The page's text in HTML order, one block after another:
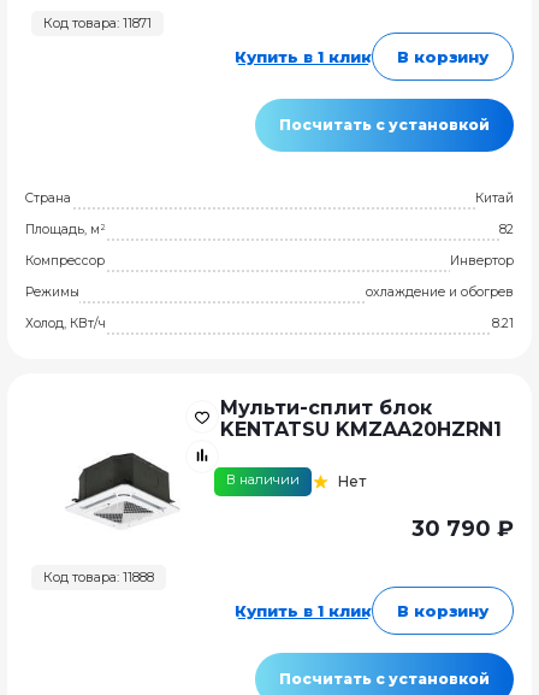
Код товара: 11871
Купить в 1 клик В корзину
Посчитать с установкой
Страна
Китай
Площадь, м²
82
Компрессор
Инвертор
Режимы
охлаждение и обогрев
Холод, КВт/ч
8.21
Код товара: 11888
Мульти-сплит блок
KENTATSU KMZAA20HZRN1
В наличии Нет
30 790 ₽
Купить в 1 клик В корзину
Посчитать с установкой